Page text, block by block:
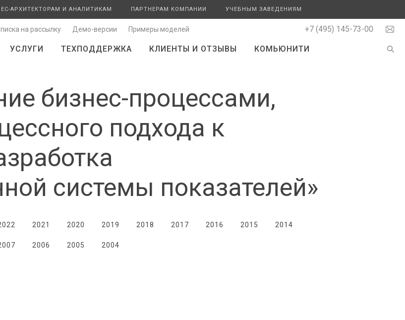
АРХИТЕКТОРАМ И АНАЛИТИКАМ ПАРТНЕРАМ КОМПАНИИ УЧЕБНЫМ ЗАВЕДЕНИЯМ
+7 (495) 145-73-00
на рассылку Демо-версии Примеры моделей
УСЛУГИ ТЕХПОДДЕРЖКА КЛИЕНТЫ И ОТЗЫВЫ КОМЬЮНИТИ
бизнес-процессами,
подхода к
системы показателей»
2021 2020 2019 2018 2017 2016 2015 2014
2006 2005 2004